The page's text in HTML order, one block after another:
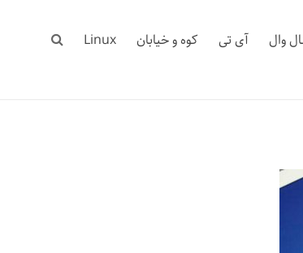
وال آی تی کوه و خیابان Linux